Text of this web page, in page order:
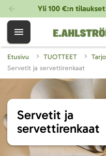
Yli 100 €:n
Etusivu TUOTTEET
Servetit ja servettirenkaat
Servetit ja
servettirenkaat